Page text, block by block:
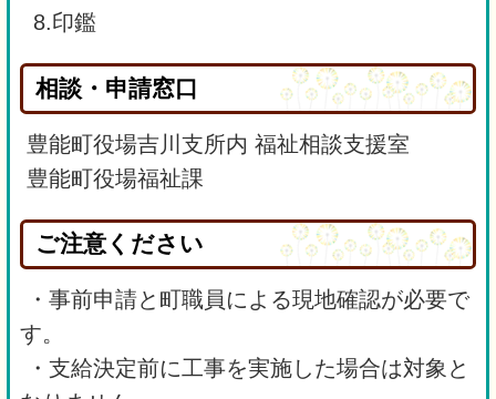
8.印鑑
相談・申請窓口
豊能町役場吉川支所内 福祉相談支援室
豊能町役場福祉課
ご注意ください
・事前申請と町職員による現地確認が必要で
す。
・支給決定前に工事を実施した場合は対象と